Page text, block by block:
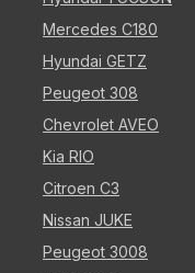
Mercedes C180
Hyundai GETZ
Peugeot 308
Chevrolet AVEO
Kia RIO
Citroen C3
Nissan JUKE
Peugeot 3008